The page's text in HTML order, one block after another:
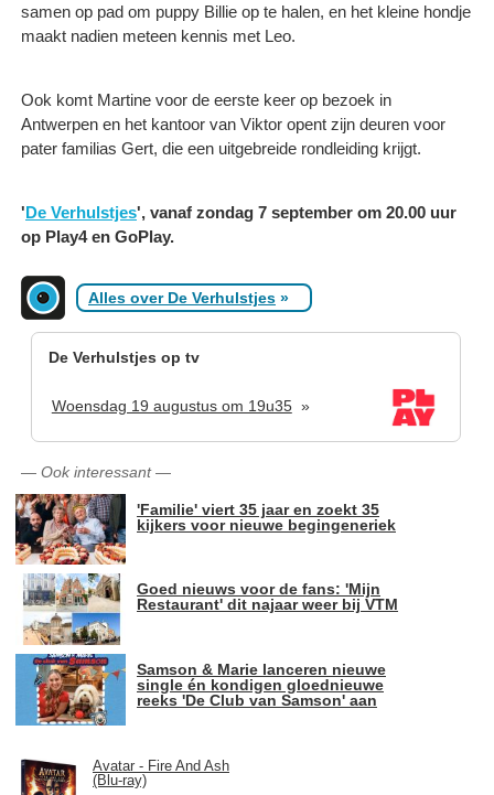
samen op pad om puppy Billie op te halen, en het kleine hondje
maakt nadien meteen kennis met Leo.
Ook komt Martine voor de eerste keer op bezoek in
Antwerpen en het kantoor van Viktor opent zijn deuren voor
pater familias Gert, die een uitgebreide rondleiding krijgt.
'De Verhulstjes', vanaf zondag 7 september om 20.00 uur
op Play4 en GoPlay.
Alles over De Verhulstjes »
De Verhulstjes op tv
Woensdag 19 augustus om 19u35»
— Ook interessant—
'Familie' viert 35 jaar en zoekt 35
kijkers voor nieuwe begingeneriek
Goed nieuws voor de fans: 'Mijn
Restaurant' dit najaar weer bij VTM
Samson & Marie lanceren nieuwe
single én kondigen gloednieuwe
reeks 'De Club van Samson' aan
Avatar - Fire And Ash
(Blu-ray)